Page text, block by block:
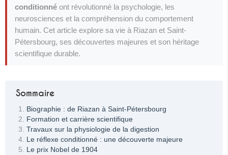
conditionnéont révolutionné la psychologie, les
neurosciences et la compréhension du comportement
humain. Cet article explore sa vie à Riazan et Saint-
Pétersbourg, ses découvertes majeures et son héritage
scientifique durable.
Sommaire
Biographie : de Riazan à Saint-Pétersbourg
Formation et carrière scientifique
Travaux sur la physiologie de la digestion
Le réflexe conditionné : une découverte majeure
Le prix Nobel de 1904